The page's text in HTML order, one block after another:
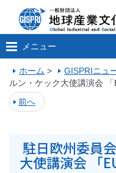
メニュー
ホーム > GISPRIニュ
ルン・ケック大使講演会 「
前へ
駐日欧州委員
大使講演会 「